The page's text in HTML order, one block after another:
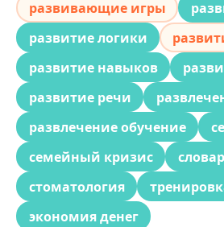
развивающие игры
развитие логики
развитие навыков
развитие речи
развлечение обучение
семейный кризис
стоматология
экономия денег